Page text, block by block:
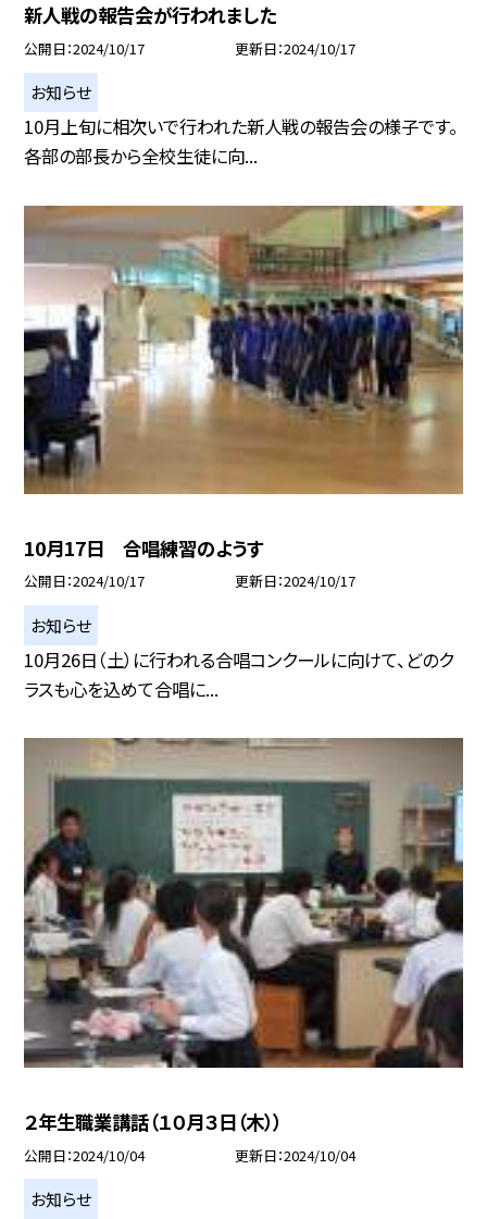
新人戦の報告会が行われました
公開日 2024/10/17 更新日 2024/10/17
お知らせ
10月上旬に相次いで行われた新人戦の報告会の様子です。
各部の部長から全校生徒に向...
10月17日 合唱練習のようす
公開日 2024/10/17 更新日 2024/10/17
お知らせ
10月26日（土）に行われる合唱コンクールに向けて、どのク
ラスも心を込めて合唱に...
２年生職業講話（１０月３日（木））
公開日 2024/10/04 更新日 2024/10/04
お知らせ